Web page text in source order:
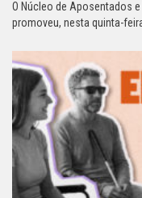
O Núcleo de Aposentados
promoveu, nesta quinta-feira,